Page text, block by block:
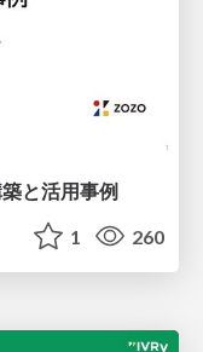
と活用事例
1 260